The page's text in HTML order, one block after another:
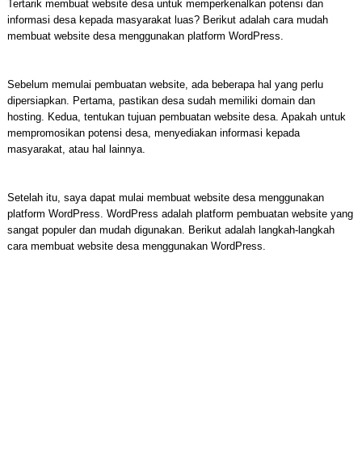
Tertarik membuat website desa untuk memperkenalkan potensi dan
informasi desa kepada masyarakat luas? Berikut adalah cara mudah
membuat website desa menggunakan platform WordPress.
Sebelum memulai pembuatan website, ada beberapa hal yang perlu
dipersiapkan. Pertama, pastikan desa sudah memiliki domain dan
hosting. Kedua, tentukan tujuan pembuatan website desa. Apakah untuk
mempromosikan potensi desa, menyediakan informasi kepada
masyarakat, atau hal lainnya.
Setelah itu, saya dapat mulai membuat website desa menggunakan
platform WordPress. WordPress adalah platform pembuatan website yang
sangat populer dan mudah digunakan. Berikut adalah langkah-langkah
cara membuat website desa menggunakan WordPress.